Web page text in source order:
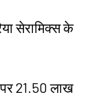
सेरामिक्स के
21.50 लाख